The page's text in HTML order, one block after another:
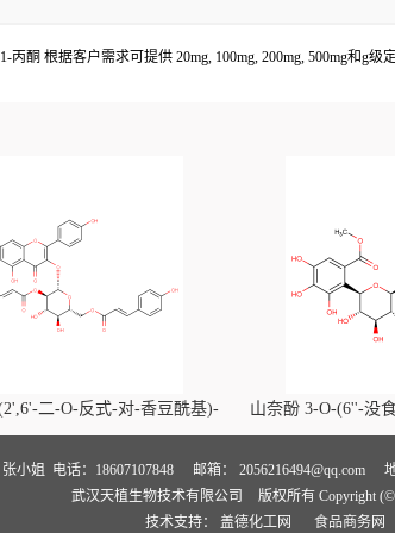
酮 根据客户需求可提供 20mg, 100mg, 200mg, 500mg和g
二-O-反式-对-香豆酰基)-
萄糖苷价格, Kaempferol-3-O-
trans-p-coumaroyl)-beta-D-
对照品, CAS号:121651-61-4
山奈酚 3-O-(6''-没
萄糖苷价格,
beta-D-
号
小姐 电话：18607107848 邮箱： 2056216494@qq.com
武汉天植生物技术有限公司
版权所有 Copyright
技术支持： 盖德化工网 食品商务网